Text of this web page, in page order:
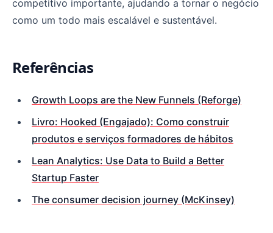
competitivo importante, ajudando a tornar o negócio
como um todo mais escalável e sustentável.
Referências
Growth Loops are the New Funnels (Reforge)
Livro: Hooked (Engajado): Como construir
produtos e serviços formadores de hábitos
Lean Analytics: Use Data to Build a Better
Startup Faster
The consumer decision journey (McKinsey)